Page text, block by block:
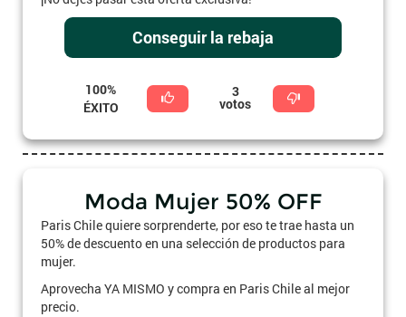
Conseguir la rebaja
100%
ÉXITO
3
votos
Moda Mujer 50% OFF
Paris Chile quiere sorprenderte, por eso te trae hasta un
50% de descuento en una selección de productos para
mujer.
Aprovecha YA MISMO y compra en Paris Chile al mejor
precio.